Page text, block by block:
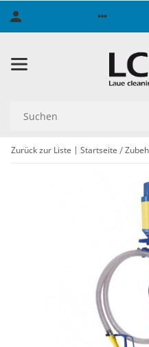
Zurück zur Liste Startseite